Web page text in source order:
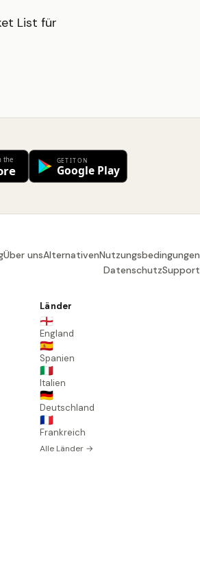
List für
Über unsAlternativenNutzungsbedingungen
DatenschutzSupport
Länder
🏴󠁧󠁢󠁥󠁮󠁧󠁿
England
🇪🇸
Spanien
🇮🇹
Italien
🇩🇪
Deutschland
🇫🇷
Frankreich
Alle Länder →